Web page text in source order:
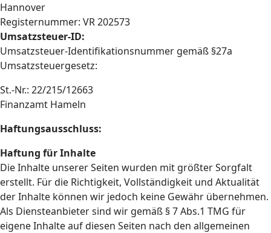
Hannover
Registernummer: VR 202573
Umsatzsteuer-ID:
Umsatzsteuer-Identifikationsnummer gemäß §27a
Umsatzsteuergesetz:
St.-Nr.: 22/215/12663
Finanzamt Hameln
Haftungsausschluss:
Haftung für Inhalte
Die Inhalte unserer Seiten wurden mit größter Sorgfalt
erstellt. Für die Richtigkeit, Vollständigkeit und Aktualität
der Inhalte können wir jedoch keine Gewähr übernehmen.
Als Diensteanbieter sind wir gemäß § 7 Abs.1 TMG für
eigene Inhalte auf diesen Seiten nach den allgemeinen